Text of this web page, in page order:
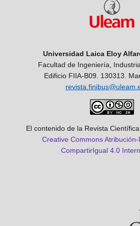
Universidad Laica Eloy
Facultad de Ingeniería,
Edificio FIIA-B09. 130313.
El contenido de la Revista
Creative Commons
CompartirIgual 4.0